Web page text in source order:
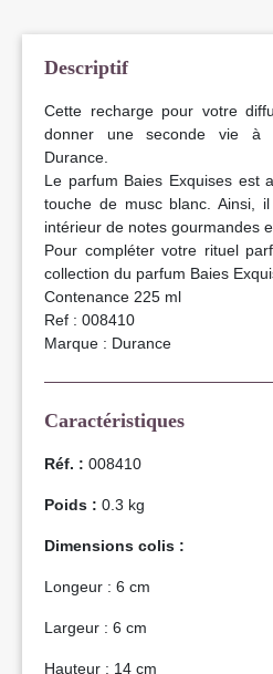
Descriptif
Cette recharge pour votre
donner une seconde vie à
Durance.
Le parfum Baies Exquises est
touche de musc blanc. Ainsi,
intérieur de notes gourmandes
Pour compléter votre rituel
collection du parfum Baies
Contenance 225 ml
Ref : 008410
Marque : Durance
Caractéristiques
Réf. : 008410
Poids : 0.3 kg
Dimensions colis :
Longeur : 6 cm
Largeur : 6 cm
Hauteur : 14 cm